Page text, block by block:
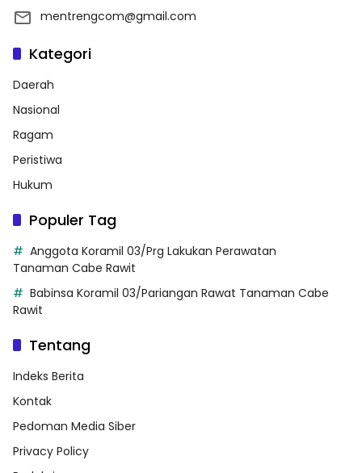
mentrengcom@gmail.com
Kategori
Daerah
Nasional
Ragam
Peristiwa
Hukum
Populer Tag
Anggota Koramil 03/Prg Lakukan Perawatan
Tanaman Cabe Rawit
Babinsa Koramil 03/Pariangan Rawat Tanaman Cabe
Rawit
Tentang
Indeks Berita
Kontak
Pedoman Media Siber
Privacy Policy